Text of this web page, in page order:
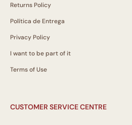
Returns Policy
Política de Entrega
Privacy Policy
I want to be part of it
Terms of Use
CUSTOMER SERVICE CENTRE